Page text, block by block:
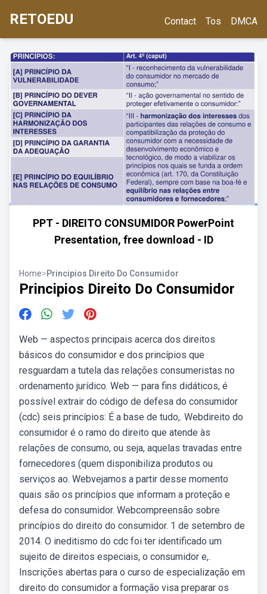
RETOEDU Contact Tos DMCA
PPT - DIREITO CONSUMIDOR PowerPoint
Presentation, free download - ID
Home>Principios Direito Do Consumidor
Principios Direito Do Consumidor
Web — aspectos principais acerca dos direitos
básicos do consumidor e dos princípios que
resguardam a tutela das relações consumeristas no
ordenamento jurídico. Web — para fins didáticos, é
possível extrair do código de defesa do consumidor
(cdc) seis princípios: É a base de tudo,. Webdireito do
consumidor é o ramo do direito que atende às
relações de consumo, ou seja, aquelas travadas entre
fornecedores (quem disponibiliza produtos ou
serviços ao. Webvejamos a partir desse momento
quais são os princípios que informam a proteção e
defesa do consumidor. Webcompreensão sobre
princípios do direito do consumidor. 1 de setembro de
2014. O ineditismo do cdc foi ter identificado um
sujeito de direitos especiais, o consumidor e,.
Inscrições abertas para o curso de especialização em
direito do consumidor a formação visa preparar os